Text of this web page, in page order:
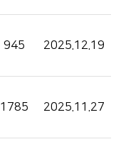
945 2025.12.19
1785 2025.11.27